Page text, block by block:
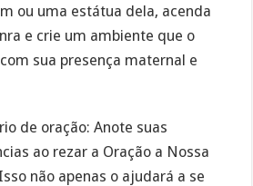
ou uma estátua dela, acenda
e crie um ambiente que o
sua presença maternal e
de oração: Anote suas
ao rezar a Oração a Nossa
não apenas o ajudará a se